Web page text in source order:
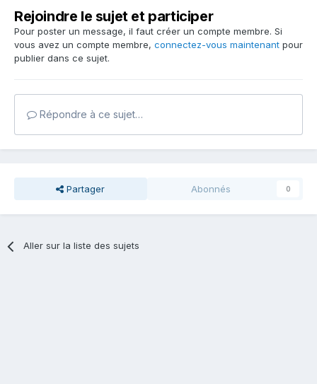
Rejoindre le sujet et participer
Pour poster un message, il faut créer un compte membre. Si
vous avez un compte membre, connectez-vous maintenant pour
publier dans ce sujet.
Répondre à ce sujet…
Partager Abonnés 0
Aller sur la liste des sujets